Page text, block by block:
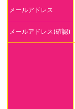
メールアドレス
メールアドレス(確認)